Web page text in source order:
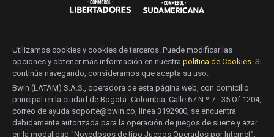
Utilizamos cookies y cookies de terceros. Puede modificar las
opciones y obtener más información en nuestra política de Cookies. Si
continúa navegando, consideramos que acepta su uso.
Bwin (LATAM) S.A.S., operadora de esta página web, con domicilio
principal en la ciudad de Bogotá- Colombia, Calle 67 N.º 7 - 35 Of 1204,
correo de ayuda soporte@bwin.co, línea 3192900, se encuentra
debidamente autorizada para la operación de juegos de suerte y azar
en la modalidad “Novedosos de tipo Juegos Operados por Internet”,